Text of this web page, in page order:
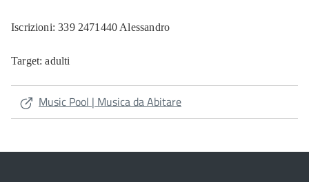
Iscrizioni: 339 2471440 Alessandro
Target: adulti
Music Pool | Musica da Abitare